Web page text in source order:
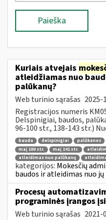
Paieška
Kuriais atvejais
atleidžiamas nuo
palūkanų?
Web turinio sąrašas 2025-
Registracijos numeris
Delspinigiai, baudos,
96-100 str., 138-143 str.)
bauda delspinigiai palūkanos
maį 100 str.
maį 141 str.
atleidimas nuo palūkanų
kategorijos: Mokesčių
baudos ir atleidimas nuo
Procesų
programinės įrangos
Web turinio sąrašas 2021-